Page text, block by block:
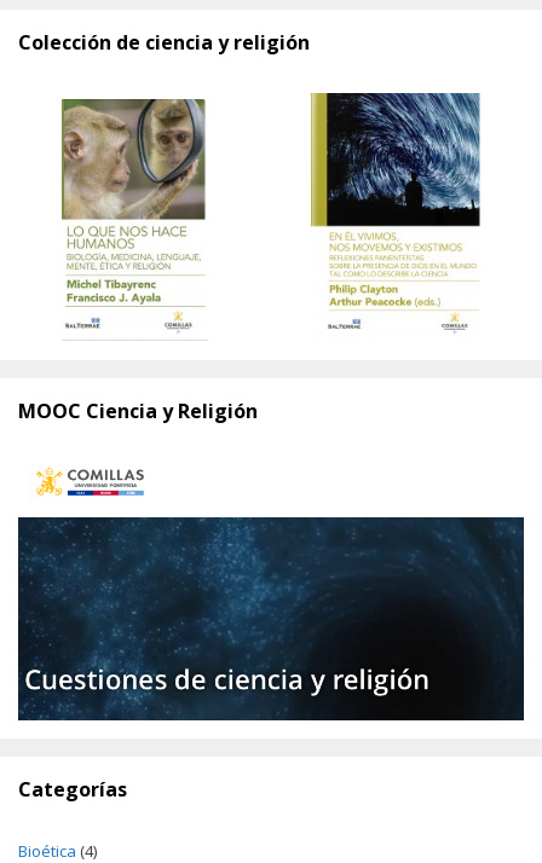
Colección de ciencia y religión
MOOC Ciencia y Religión
Categorías
Bioética (4)